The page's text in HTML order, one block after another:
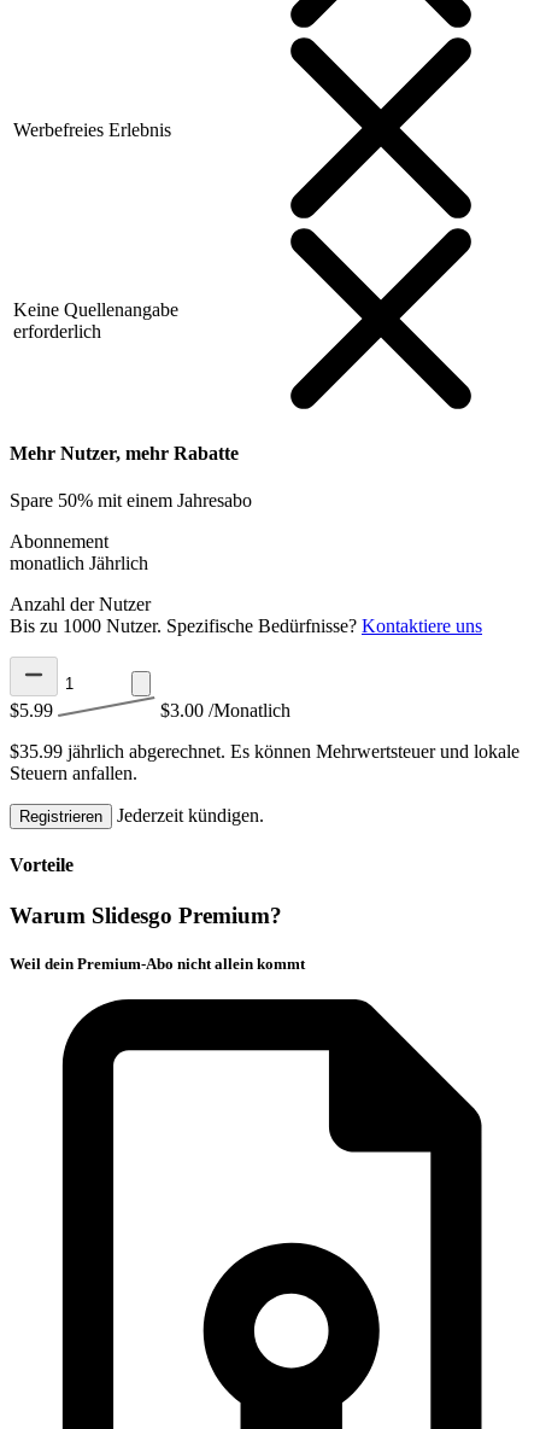
Werbefreies Erlebnis
Keine Quellenangabe
erforderlich
Mehr Nutzer, mehr Rabatte
Spare 50% mit einem Jahresabo
Abonnement
monatlich Jährlich
Anzahl der Nutzer
Bis zu 1000 Nutzer. Spezifische Bedürfnisse? Kontaktiere uns
$5.99 $3.00 /Monatlich
$35.99 jährlich abgerechnet. Es können Mehrwertsteuer und lokale
Steuern anfallen.
Registrieren Jederzeit kündigen.
Vorteile
Warum Slidesgo Premium?
Weil dein Premium-Abo nicht allein kommt